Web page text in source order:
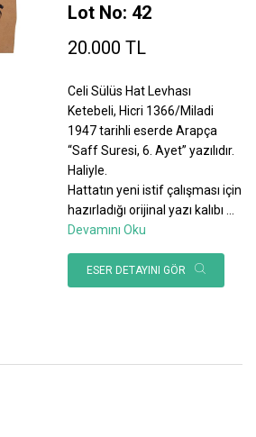
Lot No: 42
20.000 TL
Celi Sülüs Hat Levhası
Ketebeli, Hicri 1366/Miladi
1947 tarihli eserde Arapça
“Saff Suresi, 6. Ayet” yazılıdır.
Haliyle.
Hattatın yeni istif çalışması için
hazırladığı orijinal yazı kalıbı
Devamını Oku
ESER DETAYINI GÖR